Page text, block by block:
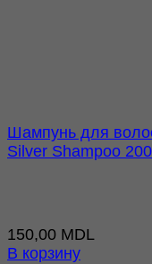
Шампунь для
Silver Shampoo
150,00 MDL
В корзину